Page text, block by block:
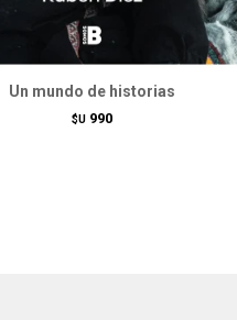
Un mundo de historias
$U 990